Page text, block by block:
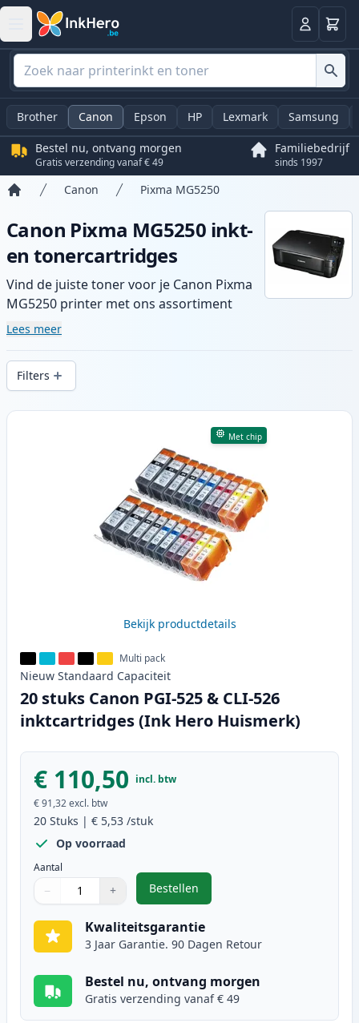
Log in
Brother Canon Epson HP Lexmark Samsung
Bestel nu, ontvang morgen
Gratis verzending vanaf € 49
Familiebedrijf
sinds 1997
Canon Pixma MG5250
Canon Pixma MG5250 inkt-
en tonercartridges
Vind de juiste toner voor je Canon Pixma
MG5250 printer met ons assortiment
compatibele en high-yield cartridges.
snelle levering vanuit lokale voorraad in .
Lees meer
Filters
Producten
Met chip
Bekijk productdetails
Multi pack
Nieuw Standaard Capaciteit
20 stuks Canon PGI-525 & CLI-526
inktcartridges (Ink Hero Huismerk)
€ 110,50 incl. btw
€ 91,32excl. btw
20 Stuks | € 5,53 /stuk
Op voorraad
Aantal
Gebruik de knoppen om aan te passen
− +
1
Bestellen
,20 stuks Canon PGI-525 & CLI-
Kwaliteitsgarantie
3 Jaar Garantie. 90 Dagen Retour
Bestel nu, ontvang morgen
Gratis verzending vanaf € 49